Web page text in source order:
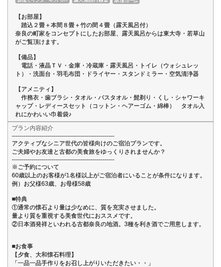
【お部屋】
踏込２畳＋本間８畳＋竹の間４畳（露天風呂付）
奈良の町家をコンセプトにしたお部屋、露天風呂からは東大寺・若草山
がご覧頂けます。
【備品】
電話・液晶ＴＶ・金庫・冷蔵庫・露天風呂・トイレ（ウォシュレッ
ト）・洗面台・羽毛布団・ドライヤー・スタンドミラー・空気清浄器
【アメニティ】
作務衣・歯ブラシ・タオル・バスタオル・髭剃り・くし・シャワーキ
ャップ・レディースセット（コットン・ヘアーゴム・綿棒） タオル入
れにかわいい巾着袋♪
プラン内容紹介
----------------------------------------------------
アクティブなシニア世代の皆様向けのご宿泊プランです。
ご夫婦やお友達と古都の美食旅をゆっくりされませんか？
----------------------------------------------------
※ご予約について
60歳以上のお客様が1名様以上がご宿泊者にいることが条件になります。
例）お父様63歳、お母様58歳
■特典
①通常の懐石より量は少なめに、質を充実させました。
量より質を重視する美食世代におススメです。
②日本酒発祥といわれる古都奈良の地酒。3種を利き酒でご用意します。
■お食事
【夕食、大和懐石料理】
「一品一品手作りをお召し上がりいただきたい・・」